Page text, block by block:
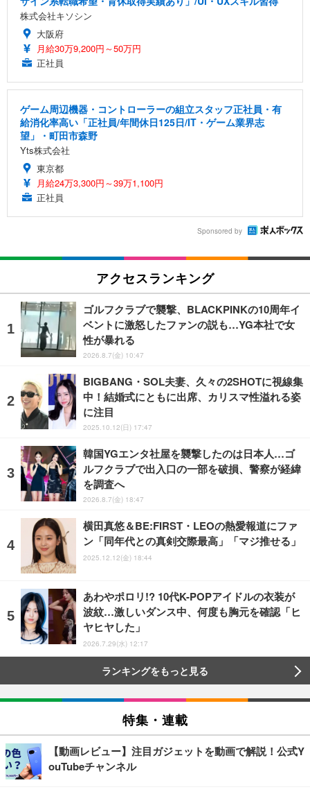
株式会社キソシン
大阪府
月給30万9,200円～50万円
正社員
ゲーム周辺機器・コントローラーの組立スタッフ正社員・有
給消化率高い「正社員/年間休日125日/IT・ゲーム業界志
望」・町田市森野
Yts株式会社
東京都
月給24万3,300円～39万1,100円
正社員
Sponsored by
アクセスランキング
ゴルフクラブで襲撃、BLACKPINKの10周年イ
ベントに激怒したファンの説も…YG本社で女
性が暴れる
2026.8.7(金) 10:47
BIGBANG・SOL夫妻、久々の2SHOTに視線集
中！結婚式にともに出席、カリスマ性溢れる姿
に注目
2025.10.12(日) 17:47
韓国YGエンタ社屋を襲撃したのは日本人…ゴ
ルフクラブで出入口の一部を破損、警察が経緯
を調査へ
2026.8.7(金) 18:47
横田真悠＆BE:FIRST・LEOの熱愛報道にファ
ン「同年代との真剣交際最高」「マジ推せる」
2025.12.12(金) 18:44
あわやポロリ!? 10代K-POPアイドルの衣装が
波紋…激しいダンス中、何度も胸元を確認「ヒ
ヤヒヤした」
2026.7.29(水) 12:17
ランキングをもっと見る
特集・連載
【動画レビュー】注目ガジェットを動画で解説！公式Y
ouTubeチャンネル